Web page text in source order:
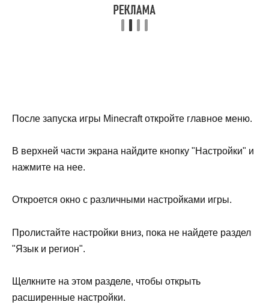
После запуска игры Minecraft откройте главное меню.
В верхней части экрана найдите кнопку "Настройки" и
нажмите на нее.
Откроется окно с различными настройками игры.
Пролистайте настройки вниз, пока не найдете раздел
"Язык и регион".
Щелкните на этом разделе, чтобы открыть
расширенные настройки.